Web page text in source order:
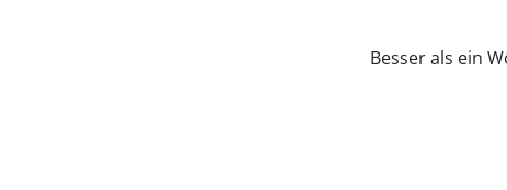
Besser als ein